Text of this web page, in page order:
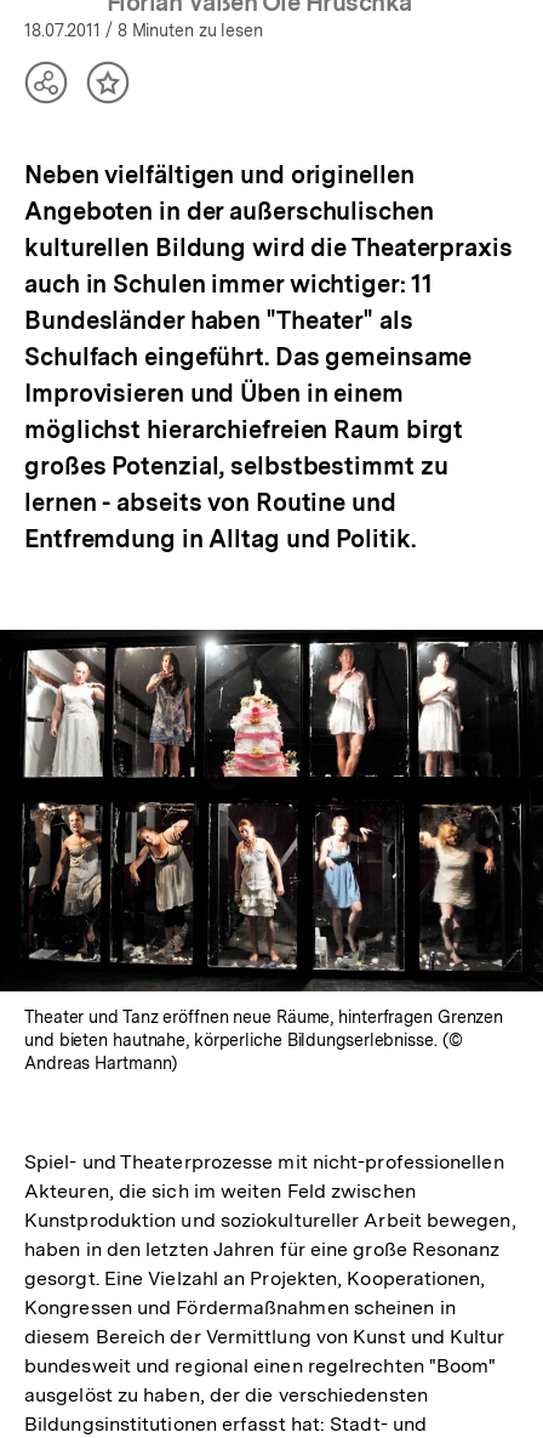
18.07.2011 / 8 Minuten zu lesen
TeilenInhalt
Neben vielfältigen und originellen
Angeboten in der außerschulischen
kulturellen Bildung wird die Theaterpraxis
auch in Schulen immer wichtiger: 11
Bundesländer haben "Theater" als
Schulfach eingeführt. Das gemeinsame
Improvisieren und Üben in einem
möglichst hierarchiefreien Raum birgt
großes Potenzial, selbstbestimmt zu
lernen - abseits von Routine und
Entfremdung in Alltag und Politik.
Theater und Tanz eröffnen neue Räume, hinterfragen Grenzen
und bieten hautnahe, körperliche Bildungserlebnisse. (©
Andreas Hartmann)
Spiel- und Theaterprozesse mit nicht-professionellen
Akteuren, die sich im weiten Feld zwischen
Kunstproduktion und soziokultureller Arbeit bewegen,
haben in den letzten Jahren für eine große Resonanz
gesorgt. Eine Vielzahl an Projekten, Kooperationen,
Kongressen und Fördermaßnahmen scheinen in
diesem Bereich der Vermittlung von Kunst und Kultur
bundesweit und regional einen regelrechten "Boom"
ausgelöst zu haben, der die verschiedensten
Bildungsinstitutionen erfasst hat: Stadt- und